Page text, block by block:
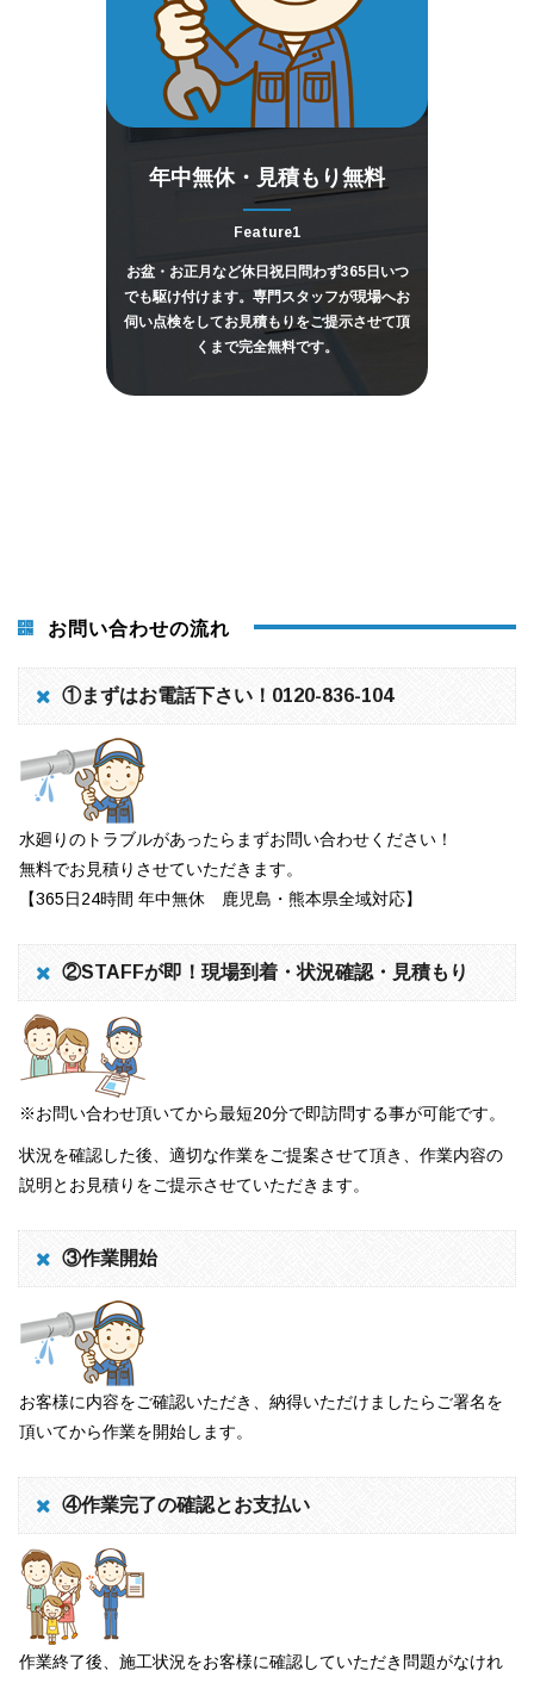
年中無休・見積もり無料
Feature1
お盆・お正月など休日祝日問わず365日いつ
でも駆け付けます。専門スタッフが現場へお
伺い点検をしてお見積もりをご提示させて頂
くまで完全無料です。
お問い合わせの流れ
①まずはお電話下さい！ 0120-836-104
水廻りのトラブルがあったらまずお問い合わせください！
無料でお見積りさせていただきます。
【365日24時間 年中無休 鹿児島・熊本県全域対応】
②STAFFが即！現場到着・状況確認・見積もり
※お問い合わせ頂いてから最短20分で即訪問する事が可能です。
状況を確認した後、適切な作業をご提案させて頂き、作業内容の
説明とお見積りをご提示させていただきます。
③作業開始
お客様に内容をご確認いただき、納得いただけましたらご署名を
頂いてから作業を開始します。
④作業完了の確認とお支払い
作業終了後、施工状況をお客様に確認していただき問題がなけれ